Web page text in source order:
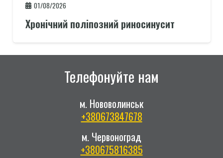
01/08/2026
Хронічний поліпозний риносинусит
Телефонуйте нам
м. Нововолинськ
+380673847678
м. Червоноград
+380675816385